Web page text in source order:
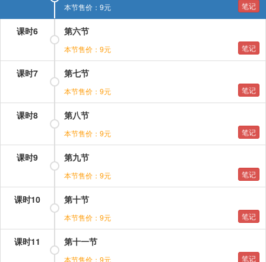
本节售价：9元 笔记
课时6 第六节
本节售价：9元 笔记
课时7 第七节
本节售价：9元 笔记
课时8 第八节
本节售价：9元 笔记
课时9 第九节
本节售价：9元 笔记
课时10 第十节
本节售价：9元 笔记
课时11 第十一节
本节售价：9元 笔记